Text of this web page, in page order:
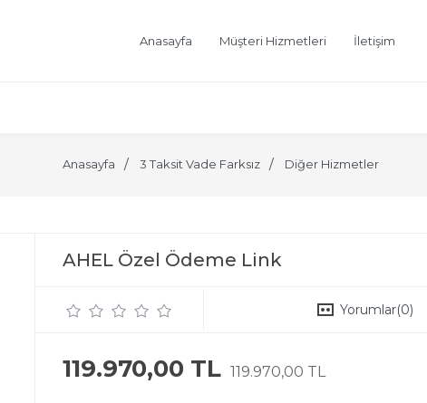
Anasayfa Müşteri Hizmetleri İletişim
Anasayfa 3 Taksit Vade Farksız Diğer Hizmetler
AHEL Özel Ödeme Link
Yorumlar(0)
119.970,00 TL 119.970,00 TL